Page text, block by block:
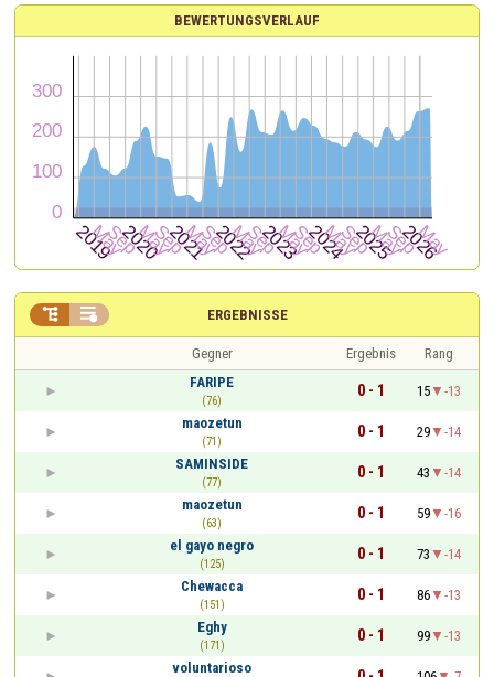
BEWERTUNGSVERLAUF
ERGEBNISSE
 
Gegner Ergebnis
Rang
FARIPE
(76)
0 - 1 15
-13
maozetun
(71)
0 - 1 29
-14
SAMINSIDE
(77)
0 - 1 43
-14
maozetun
(63)
0 - 1 59
-16
el gayo negro
(125)
0 - 1 73
-14
Chewacca
(151)
0 - 1 86
-13
Eghy
(171)
0 - 1 99
-13
voluntarioso